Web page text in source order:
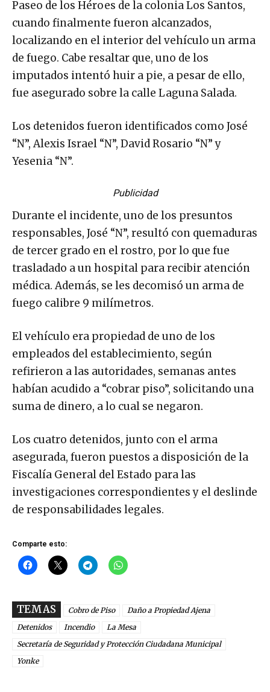
Paseo de los Héroes de la colonia Los Santos,
cuando finalmente fueron alcanzados,
localizando en el interior del vehículo un arma
de fuego. Cabe resaltar que, uno de los
imputados intentó huir a pie, a pesar de ello,
fue asegurado sobre la calle Laguna Salada.
Los detenidos fueron identificados como José
“N”, Alexis Israel “N”, David Rosario “N” y
Yesenia “N”.
Publicidad
Durante el incidente, uno de los presuntos
responsables, José “N”, resultó con quemaduras
de tercer grado en el rostro, por lo que fue
trasladado a un hospital para recibir atención
médica. Además, se les decomisó un arma de
fuego calibre 9 milímetros.
El vehículo era propiedad de uno de los
empleados del establecimiento, según
refirieron a las autoridades, semanas antes
habían acudido a “cobrar piso”, solicitando una
suma de dinero, a lo cual se negaron.
Los cuatro detenidos, junto con el arma
asegurada, fueron puestos a disposición de la
Fiscalía General del Estado para las
investigaciones correspondientes y el deslinde
de responsabilidades legales.
Comparte esto:
TEMAS Cobro de Piso
Daño a Propiedad Ajena
Detenidos
Incendio
La Mesa
Secretaría de Seguridad y Protección Ciudadana Municipal
Yonke